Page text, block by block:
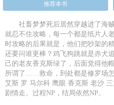
推荐本书
社畜梦梦死后居然穿越进了海
就忍不住攻略，每一个都是纸片人
时攻略的后果就是，他们把吵架的
还要问谁更棒？鸡飞狗跳就是赤犬
己的老友香克斯绿了，后面觉得他
所谓了……救命，到处都是修罗场
艾斯 罗 马尔科 鹰眼 香克斯 老沙
剧情走。过程NP，结局依然NP。